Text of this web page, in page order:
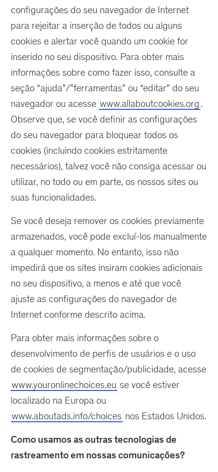
configurações do seu navegador de Internet
para rejeitar a inserção de todos ou alguns
cookies e alertar você quando um cookie for
inserido no seu dispositivo. Para obter mais
informações sobre como fazer isso, consulte a
seção “ajuda”/”ferramentas” ou “editar” do seu
navegador ou acesse www.allaboutcookies.org.
Observe que, se você definir as configurações
do seu navegador para bloquear todos os
cookies (incluindo cookies estritamente
necessários), talvez você não consiga acessar ou
utilizar, no todo ou em parte, os nossos sites ou
suas funcionalidades.
Se você deseja remover os cookies previamente
armazenados, você pode excluí-los manualmente
a qualquer momento. No entanto, isso não
impedirá que os sites insiram cookies adicionais
no seu dispositivo, a menos e até que você
ajuste as configurações do navegador de
Internet conforme descrito acima.
Para obter mais informações sobre o
desenvolvimento de perfis de usuários e o uso
de cookies de segmentação/publicidade, acesse
www.youronlinechoices.eu se você estiver
localizado na Europa ou
www.aboutads.info/choices nos Estados Unidos.
Como usamos as outras tecnologias de
rastreamento em nossas comunicações?